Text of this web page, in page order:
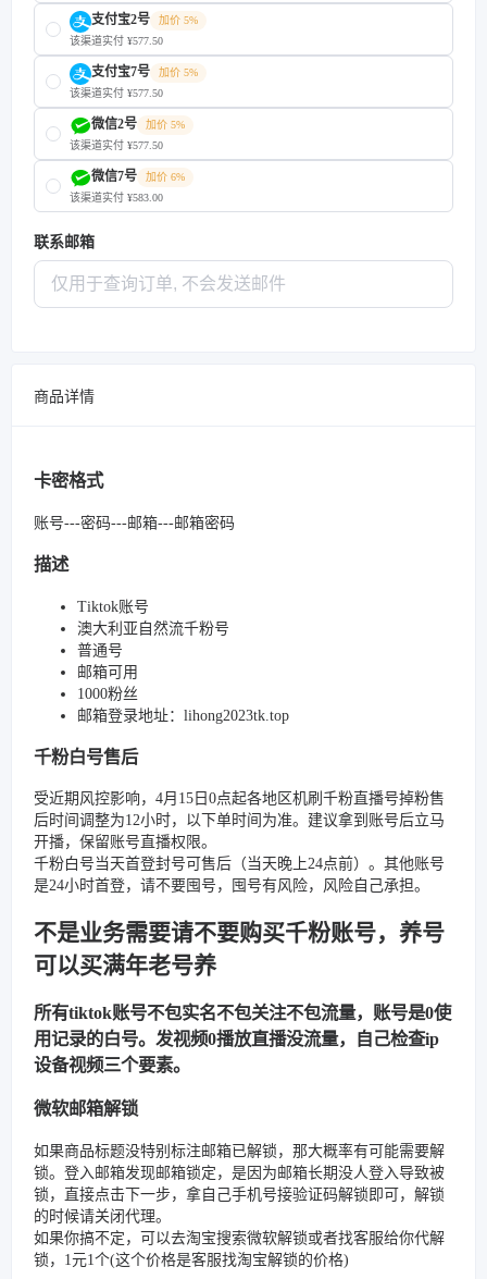
支付宝2号
加价 5%
该渠道实付 ¥577.50
支付宝7号
加价 5%
该渠道实付 ¥577.50
微信2号
加价 5%
该渠道实付 ¥577.50
微信7号
加价 6%
该渠道实付 ¥583.00
联系邮箱
商品详情
卡密格式
账号---密码---邮箱---邮箱密码
描述
Tiktok账号
澳大利亚自然流千粉号
普通号
邮箱可用
1000粉丝
邮箱登录地址：lihong2023tk.top
千粉白号售后
受近期风控影响，4月15日0点起各地区机刷千粉直播号掉粉售
后时间调整为12小时，以下单时间为准。建议拿到账号后立马
开播，保留账号直播权限。
千粉白号当天首登封号可售后（当天晚上24点前）。其他账号
是24小时首登，请不要囤号，囤号有风险，风险自己承担。
不是业务需要请不要购买千粉账号，养号
可以买满年老号养
所有tiktok账号不包实名不包关注不包流量，账号是0使
用记录的白号。发视频0播放直播没流量，自己检查ip
设备视频三个要素。
微软邮箱解锁
如果商品标题没特别标注邮箱已解锁，那大概率有可能需要解
锁。登入邮箱发现邮箱锁定，是因为邮箱长期没人登入导致被
锁，直接点击下一步，拿自己手机号接验证码解锁即可，解锁
的时候请关闭代理。
如果你搞不定，可以去淘宝搜索微软解锁或者找客服给你代解
锁，1元1个(这个价格是客服找淘宝解锁的价格)